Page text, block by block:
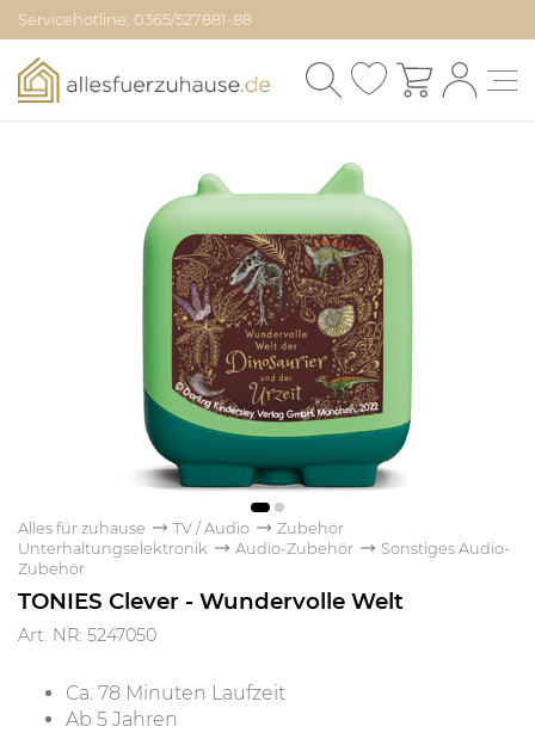
Servicehotline: 0365/527881-88
Alles für zuhause TV / Audio
Zubehör
Unterhaltungselektronik
Audio-Zubehör
Sonstiges Audio-
Zubehör
TONIES Clever - Wundervolle Welt
Art. NR: 5247050
Ca. 78 Minuten Laufzeit
Ab 5 Jahren